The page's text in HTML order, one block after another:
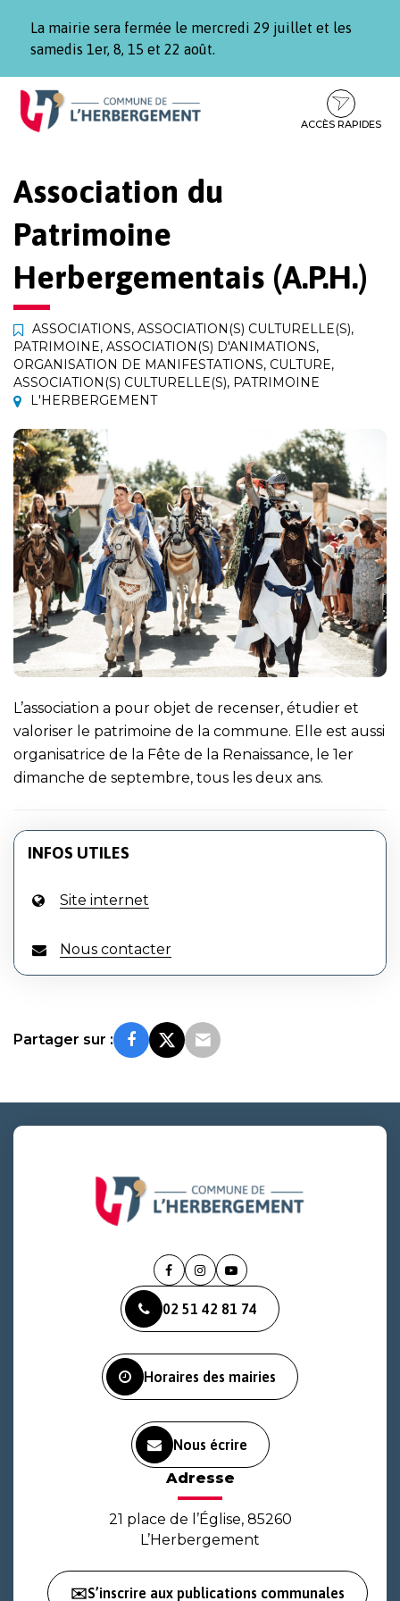
La mairie sera fermée le mercredi 29 juillet et les
samedis 1er, 8, 15 et 22 août.
Aller
Aller
contenu
Aller
pied
ACCÈS RAPIDES
Association du
Patrimoine
Herbergementais (A.P.H.)
ASSOCIATIONS, ASSOCIATION(S) CULTURELLE(S),
PATRIMOINE, ASSOCIATION(S) D'ANIMATIONS,
ORGANISATION DE MANIFESTATIONS, CULTURE,
ASSOCIATION(S) CULTURELLE(S), PATRIMOINE
L'HERBERGEMENT
L’association a pour objet de recenser, étudier et
valoriser le patrimoine de la commune. Elle est aussi
organisatrice de la Fête de la Renaissance, le 1er
dimanche de septembre, tous les deux ans.
INFOS UTILES
Site internet
Nous contacter
Partager sur :
Lien
le
compte
Lien
le
compte
Lien
la
chaîne
02 51 42 81 74
Horaires des mairies
Nous écrire
Adresse
21 place de l’Église, 85260
L’Herbergement
✉️S’inscrire aux publications communales